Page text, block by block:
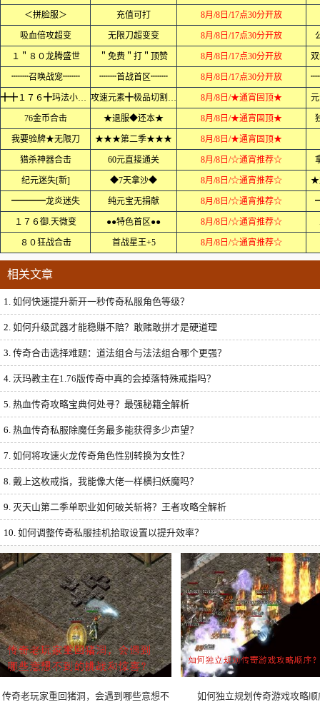
＜拼脸服＞ 充值可打 8月/8日/17点30分开放
吸血倍攻超变 无限刀超变变 8月/8日/17点30分开放
１＂８０龙腾盛世 ＂免费＂打＂顶赞 8月/8日/17点30分开放
┉┉召唤战宠┉┉ ┉┉首战首区┉┉ 8月/8日/17点30分开放
╋╋１７６╋玛法小极品 攻速元素╋极品切割╋╋ 8月/8日/★通宵固顶★
76金币合击 ★退服◆还本★ 8月/8日/★通宵固顶★
我要验牌★无限刀 ★★★第二季★★★ 8月/8日/★通宵固顶★
猎杀神器合击 60元直接通关 8月/8日/☆通宵推荐☆
纪元迷失[新] ◆7天拿沙◆ 8月/8日/☆通宵推荐☆ ★
━━━━龙炎迷失 纯元宝无捐献 8月/8日/☆通宵推荐☆
１７６御.天微变 ●●特色首区●● 8月/8日/☆通宵推荐☆
８０狂战合击 首战星王+5 8月/8日/☆通宵推荐☆
相关文章
1. 如何快速提升新开一秒传奇私服角色等级？
2. 如何升级武器才能稳赚不赔？敢赌敢拼才是硬道理
3. 传奇合击选择难题：道法组合与法法组合哪个更强？
4. 沃玛教主在1.76版传奇中真的会掉落特殊戒指吗？
5. 热血传奇攻略宝典何处寻？最强秘籍全解析
6. 热血传奇私服除魔任务最多能获得多少声望？
7. 如何将攻速火龙传奇角色性别转换为女性？
8. 戴上这枚戒指，我能像大佬一样横扫妖魔吗？
9. 灭天山第二季单职业如何破关斩将？王者攻略全解析
10. 如何调整传奇私服挂机拾取设置以提升效率？
传奇老玩家重回猪洞，会遇到哪些意想不
如何独立规划传奇游戏攻略顺